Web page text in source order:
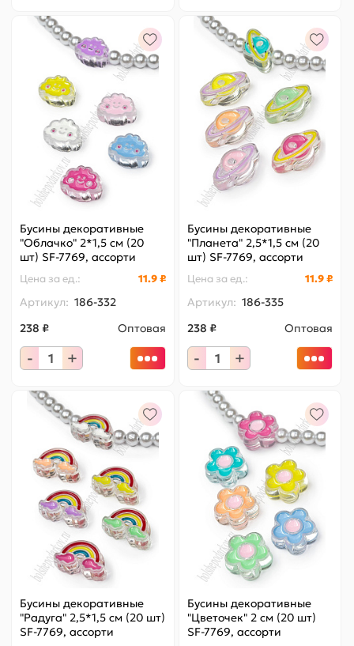
Бусины декоративные
"Облачко" 2*1,5 см (20
шт) SF-7769, ассорти
Цена за ед.: 11.9 ₽
Артикул: 186-332
238 ₽
Оптовая
- +
Бусины декоративные
"Планета" 2,5*1,5 см (20
шт) SF-7769, ассорти
Цена за ед.: 11.9 ₽
Артикул: 186-335
238 ₽
Оптовая
- +
Бусины декоративные
"Радуга" 2,5*1,5 см (20 шт)
SF-7769, ассорти
Бусины декоративные
"Цветочек" 2 см (20 шт)
SF-7769, ассорти